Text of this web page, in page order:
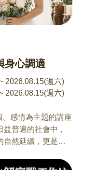
說出口的話
「暫停與修復」
求
緒反應
什麼
表現
子長出情緒力與韌
力
身心調適
2026.08.15(週六)
2026.08.15(週六)
感情為主題的講座
普遍的社會中，
自然延續，更是一
伴侶就生育意